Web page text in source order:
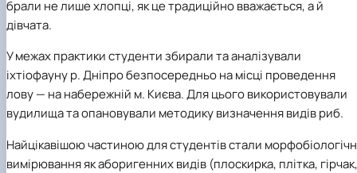
брали не лише хлопці, як це традиційно вважається, а й
дівчата.
У межах практики студенти збирали та аналізували
іхтіофауну р. Дніпро безпосередньо на місці проведення
лову — на набережній м. Києва. Для цього використовували
вудилища та опановували методику визначення видів риб.
Найцікавішою частиною для студентів стали
вимірювання як аборигенних видів (плоскирка, плітка, гірчак,